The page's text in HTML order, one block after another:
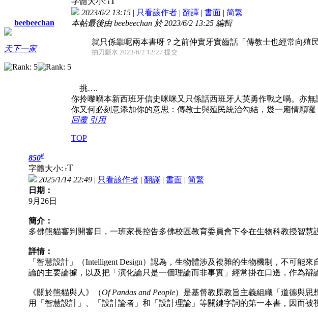
beebeechan
天下一家
t
2023/6/2 13:15 | 只看該作者 | 翻譯 | 書面 | 简繁
本帖最後由 beebeechan 於 2023/6/2 13:25 編輯
就只係靠呢兩本書呀？之前仲實牙實齒話「傳教士也經常向殖
抽刀斷水 2023/6/2 12:27 提交
挑….
你拎嚟嗰本新西班牙信史咪咪又只係話西班牙人英勇作戰之喎。亦無
你又何必刻意添加你的意思：傳教士與殖民統治勾結，幾一廂情願囉
回覆 引用
TOP
850#
字體大小: tT
2025/1/14 22:49 | 只看該作者 | 翻譯 | 書面 | 简繁
日期：
9月26日
簡介：
多佛熊貓審判開審日，一班家長控告多佛校區教育委員會下令在生物科教授智慧
詳情：
「智慧設計」（Intelligent Design）認為，生物體涉及複雜的生物機制，不可
論的主要論據，以及把「演化論只是一個理論而非事實」經常掛在口邊，作為
《關於熊貓與人》（Of Pandas and People）是基督教原教旨主義組織「道德與思
用「智慧設計」、「設計論者」和「設計理論」等關鍵字詞的第一本書，因而被